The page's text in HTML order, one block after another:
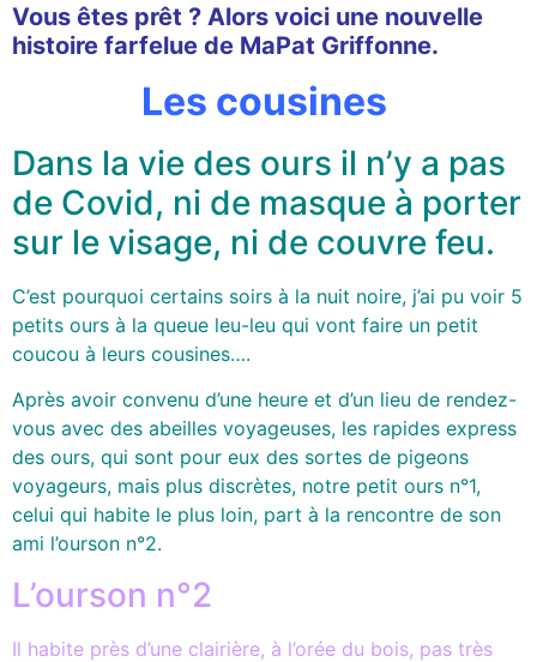
Vous êtes prêt ? Alors voici une nouvelle
histoire farfelue de MaPat Griffonne.
Les cousines
Dans la vie des ours il n’y a pas
de Covid, ni de masque à porter
sur le visage, ni de couvre feu.
C’est pourquoi certains soirs à la nuit noire, j’ai pu voir 5
petits ours à la queue leu-leu qui vont faire un petit
coucou à leurs cousines….
Après avoir convenu d’une heure et d’un lieu de rendez-
vous avec des abeilles voyageuses, les rapides express
des ours, qui sont pour eux des sortes de pigeons
voyageurs, mais plus discrètes, notre petit ours n°1,
celui qui habite le plus loin, part à la rencontre de son
ami l’ourson n°2.
L’ourson n°2
Il habite près d’une clairière, à l’orée du bois, pas très